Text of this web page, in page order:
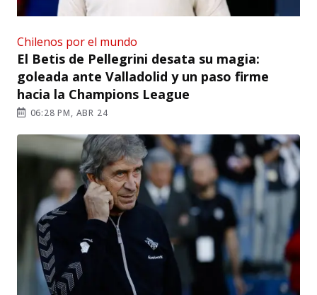
Chilenos por el mundo
El Betis de Pellegrini desata su magia:
goleada ante Valladolid y un paso firme
hacia la Champions League
06:28 PM, ABR 24